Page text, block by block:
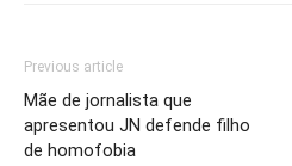
Previous article
Mãe de jornalista que
apresentou JN defende filho
de homofobia